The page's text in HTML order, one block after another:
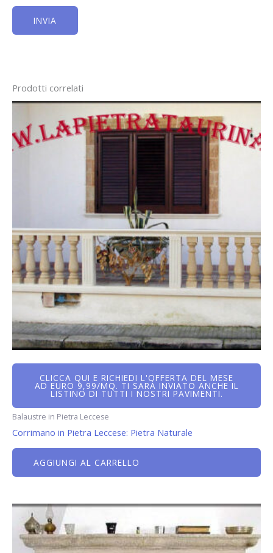
Prodotti correlati
CLICCA QUI E RICHIEDI L'OFFERTA DEL MESE
AD EURO 9,99/MQ. TI SARÀ INVIATO ANCHE IL
LISTINO DI TUTTI I NOSTRI PAVIMENTI.
Balaustre in Pietra Leccese
Corrimano in Pietra Leccese: Pietra Naturale
AGGIUNGI AL CARRELLO